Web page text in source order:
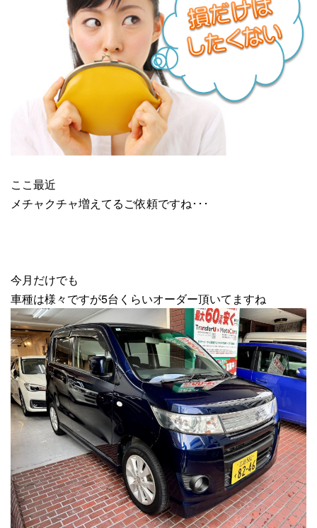
ここ最近
メチャクチャ増えてるご依頼ですね･･･
今月だけでも
車種は様々ですが5台くらいオーダー頂いてますね